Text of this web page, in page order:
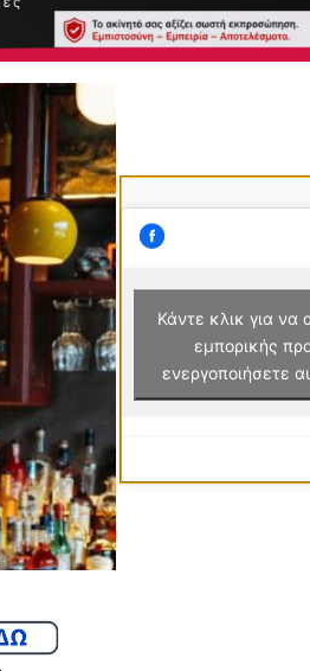
Κάντε κλικ για να
εμπορικής
ενεργοποιήσετε